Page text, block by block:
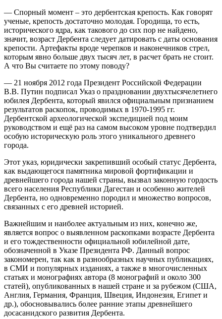
— Спорный момент – это дербентская крепость. Как говорят
ученые, крепость достаточно молодая. Городища, то есть,
исторического ядра, как такового до сих пор не найдено,
значит, возраст Дербента следует датировать с даты основания
крепости. Артефакты вроде черепков и наконечников стрел,
которым явно больше двух тысяч лет, в расчет брать не стоит.
А что Вы считаете по этому поводу?
— 21 ноября 2012 года Президент Российской Федерации
В.В. Путин подписал Указ о праздновании двухтысячелетнего
юбилея Дербента, который явился официальным признанием
результатов раскопок, проводимых в 1970-1995 гг.
Дербентской археологической экспедицией под моим
руководством и ещё раз на самом высоком уровне подтвердил
особую историческую роль этого уникального древнего
города.
Этот указ, юридически закрепивший особый статус Дербента,
как выдающегося памятника мировой фортификации и
древнейшего города нашей страны, вызвал законную гордость
всего населения Республики Дагестан и особенно жителей
Дербента, но одновременно породил и множество вопросов,
связанных с его древней историей.
Важнейшим и наиболее актуальным из них, конечно же,
является вопрос о выявленном раскопками возрасте Дербента
и его тождественности официальной юбилейной дате,
обозначенной в Указе Президента РФ. Данный вопрос
закономерен, так как в разнообразных научных публикациях,
в СМИ и популярных изданиях, а также в многочисленных
статьях и монографиях автора (8 монографий и около 300
статей), опубликованных в нашей стране и за рубежом (США,
Англия, Германия, Франция, Швеция, Индонезия, Египет и
др.), обосновывались более ранние этапы древнейшего
досасанидского развития Дербента.